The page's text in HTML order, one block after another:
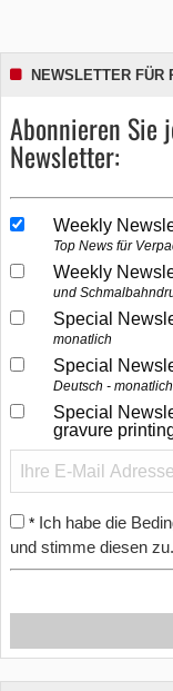
NEWSLETTER FÜR
Abonnieren Sie
Newsletter:
Weekly
Top News für
Weekly
und
Special
monatlich
Special
Deutsch - monatlich
Special
gravure
* Ich habe die
und stimme diesen zu.